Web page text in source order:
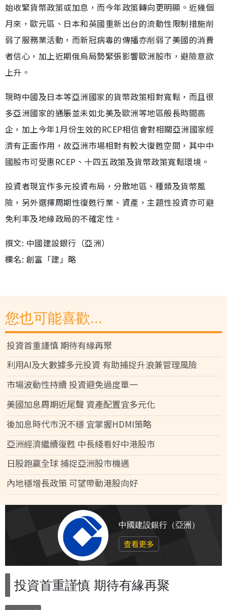
始收緊貨幣政策或加息，而今年政策轉向更明顯。近幾個
月來，歐元區、日本和英國重新出台的流動性限制措施削
弱了服務業活動，而新冠病毒的傳播亦削弱了美國的消費
者信心，加上近期俄烏局勢緊張影響歐洲股市，避險意欲
上升。
現時中國及日本等亞洲國家的貨幣政策相對寬鬆，而且很
多亞洲國家的通脹並未如北美及歐洲等地區般長時間高
企，加上今年1月份生效的RCEP相信會對相關亞洲國家經
濟有正面作用，故亞洲市場相對有較大復甦空間，其中中
國股市可受惠RCEP、十四五政策及貨幣政策寬鬆環境。
投資者現宜作多元投資布局，分散地區、種類及貨幣風
險，另外選擇周期性復甦行業、資產，主題性投資亦可避
免利率及地緣政局的不確定性。
撰文: 中國建設銀行（亞洲）
欄名: 創富「建」略
您也可能喜歡...
投資首重謹慎 期待有緣再聚
利用AI及大數據多元投資 有助捕捉升浪兼管理風險
市場波動性持續 投資避免過度單一
美國加息周期近尾聲 資產配置宜多元化
後加息時代市況不穩 宜掌握HDMI策略
亞洲經濟繼續復甦 中長綫看好中港股市
日股跑贏全球 捕捉亞洲股市機遇
內地穩增長政策 可望帶動港股向好
中國建設銀行（亞洲）
查看更多
投資首重謹慎 期待有緣再聚